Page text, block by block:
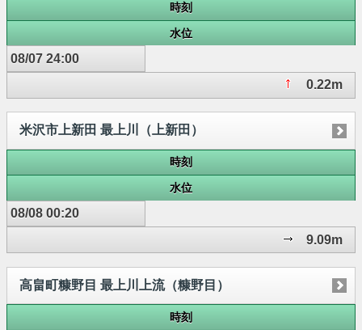
時刻
水位
08/07 24:00
0.22m
米沢市上新田 最上川（上新田）
時刻
水位
08/08 00:20
9.09m
高畠町糠野目 最上川上流（糠野目）
時刻